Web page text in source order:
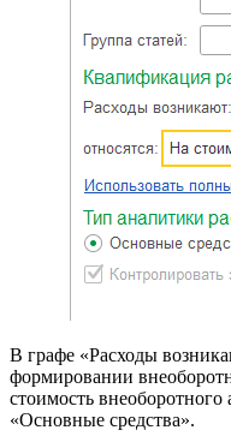
В графе «Расходы
формировании
стоимость
«Основные средства».